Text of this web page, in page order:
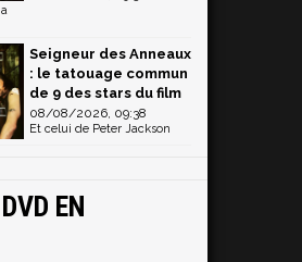
Seigneur des Anneaux
: le tatouage commun
de 9 des stars du film
08/08/2026, 09:38
Et celui de Peter Jackson
EN